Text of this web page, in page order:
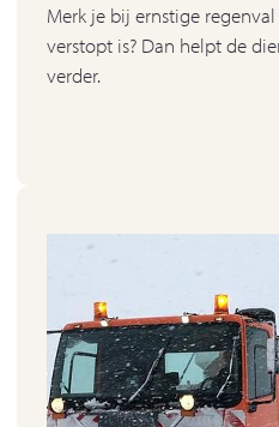
Merk je bij ernstige
verstopt is? Dan helpt de
verder.